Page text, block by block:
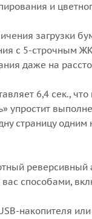
и
загрузки
с 5-строчным
даже на
6,4 сек.,
упростит
страницу
реверсивный
способами,
накопителя